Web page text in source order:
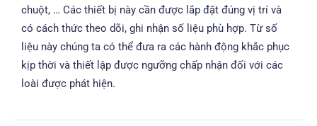
chuột, … Các thiết bị này cần được lắp đặt đúng vị trí và
có cách thức theo dõi, ghi nhận số liệu phù hợp. Từ số
liệu này chúng ta có thể đưa ra các hành động khắc phục
kịp thời và thiết lập được ngưỡng chấp nhận đối với các
loài được phát hiện.